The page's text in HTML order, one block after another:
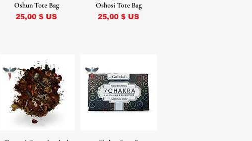
Oshun Tote Bag
Prix
25,00 $ US
Oshosi Tote Bag
Prix
25,00 $ US